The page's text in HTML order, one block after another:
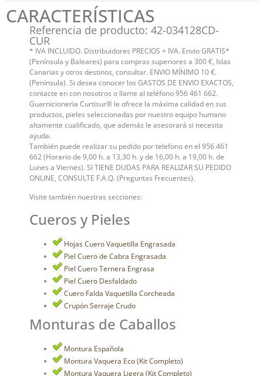
CARACTERÍSTICAS
Referencia de producto: 42-034128CD-
CUR
* IVA INCLUIDO. Distribuidores PRECIOS + IVA. Envio GRATIS*
(Península y Baleares) para compras superiores a 300 €, Islas
Canarias y otros destinos, consultar. ENVIO MÍNIMO 10 €.
(Península). Si desea conocer los GASTOS DE ENVIO EXACTOS,
contacte en con nosotros o llame al teléfono 956 461 662.
Guarnicioneria Curtisur® le ofrece la máxima calidad en sus
productos, pieles seleccionadas por nuestro equipo humano
altamente cualificado, que además le asesorará si necesita
ayuda.
También puede realizar su pedido por telefono en el 956 461
662 (Horario de 9,00 h. a 13,30 h. y de 16,00 h. a 19,00 h. de
Lunes a Viernes). SI TIENE DUDAS PARA REALIZAR SU PEDIDO
ONLINE, CONSULTE F.A.Q. (Preguntas Frecuentes).
Visite también nuestras secciones:
Cueros y Pieles
Hojas Cuero Vaquetilla Engrasada
Piel Cuero de Cabra Engrasada
Piel Cuero Ternera Engrasa
Piel Cuero Desfaldado
Cuero Falda Vaquetilla Corcheada
Crupón Serraje Crudo
Monturas de Caballos
Montura Española
Montura Vaquera Eco (Kit Completo)
Montura Vaquera Ligera (Kit Completo)